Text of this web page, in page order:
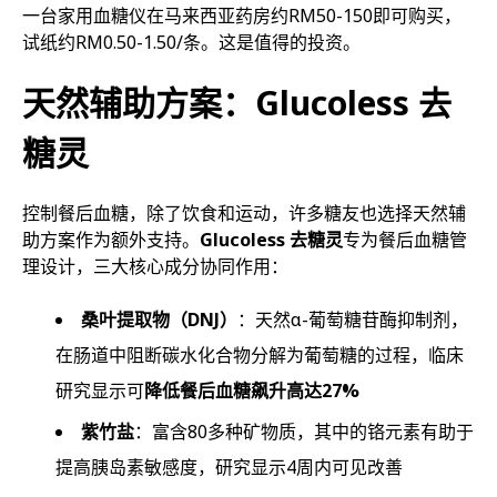
一台家用血糖仪在马来西亚药房约RM50-150即可购买，
试纸约RM0.50-1.50/条。这是值得的投资。
天然辅助方案：Glucoless 去
糖灵
控制餐后血糖，除了饮食和运动，许多糖友也选择天然辅
助方案作为额外支持。 Glucoless 去糖灵专为餐后血糖管
理设计，三大核心成分协同作用：
桑叶提取物（DNJ） ：天然α-葡萄糖苷酶抑制剂，
在肠道中阻断碳水化合物分解为葡萄糖的过程，临床
研究显示可降低餐后血糖飙升高达27%
紫竹盐：富含80多种矿物质，其中的铬元素有助于
提高胰岛素敏感度，研究显示4周内可见改善